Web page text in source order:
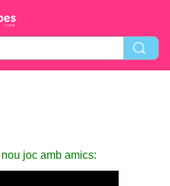
joc amb amics: